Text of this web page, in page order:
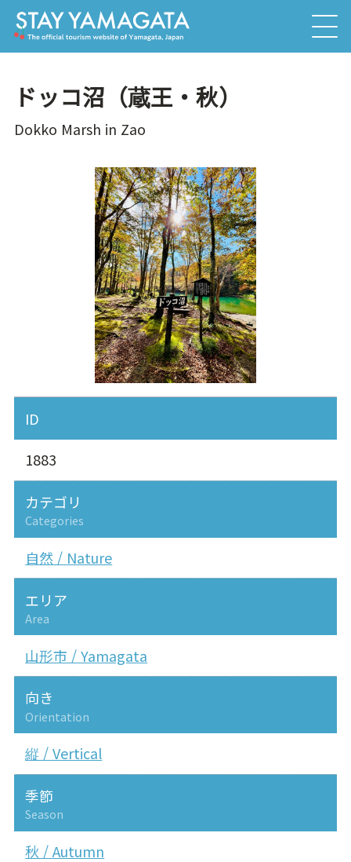
ドッコ沼（蔵王・秋）
Dokko Marsh in Zao
ID
1883
カテゴリ
Categories
自然 / Nature
エリア
Area
山形市 / Yamagata
向き
Orientation
縦 / Vertical
季節
Season
秋 / Autumn